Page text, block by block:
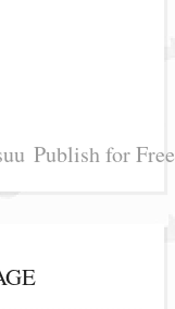
Publish for Free